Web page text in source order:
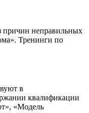
причин неправильных
Тренинги по
в
квалификации
«Модель